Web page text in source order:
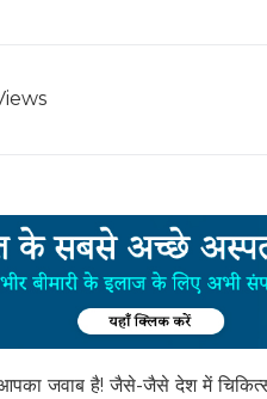
जवाब है! जैसे-जैसे देश में